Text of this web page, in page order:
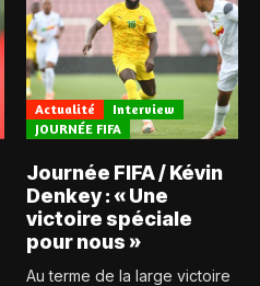
Actualité
Interview
JOURNÉE FIFA
Journée FIFA / Kévin
Denkey : « Une
victoire spéciale
pour nous »
Au terme de la large victoire